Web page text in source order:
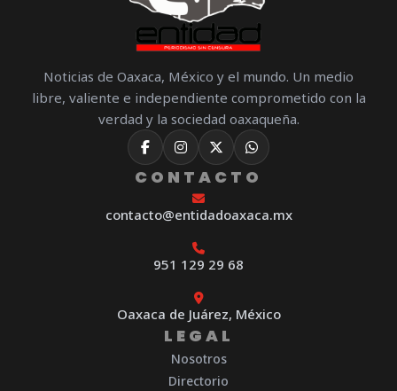
Noticias de Oaxaca, México y el mundo. Un medio
libre, valiente e independiente comprometido con la
verdad y la sociedad oaxaqueña.
CONTACTO
contacto@entidadoaxaca.mx
951 129 29 68
Oaxaca de Juárez, México
LEGAL
Nosotros
Directorio